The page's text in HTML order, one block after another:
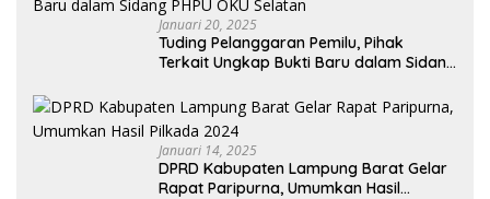
Januari 20, 2025
Tuding Pelanggaran Pemilu, Pihak
Terkait Ungkap Bukti Baru dalam Sidang
Januari 14, 2025
DPRD Kabupaten Lampung Barat Gelar
Rapat Paripurna, Umumkan Hasil